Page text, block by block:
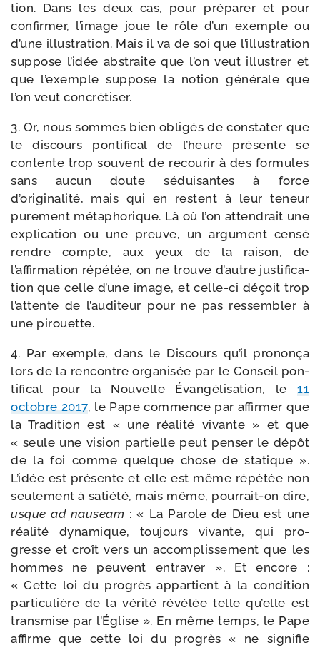
tion. Dans les deux cas, pour pré­pa­rer et pour
confir­mer, l’image joue le rôle d’un exemple ou
d’une illus­tra­tion. Mais il va de soi que l’illustration
sup­pose l’idée abs­traite que l’on veut illus­trer et
que l’exemple sup­pose la notion géné­rale que
l’on veut concrétiser.
3. Or, nous sommes bien obli­gés de consta­ter que
le dis­cours pon­ti­fi­cal de l’heure pré­sente se
contente trop sou­vent de recou­rir à des for­mules
sans aucun doute sédui­santes à force
d’originalité, mais qui en res­tent à leur teneur
pure­ment méta­pho­rique. Là où l’on atten­drait une
expli­ca­tion ou une preuve, un argu­ment cen­sé
rendre compte, aux yeux de la rai­son, de
l’affirmation répé­tée, on ne trouve d’autre jus­ti­fi­ca­
tion que celle d’une image, et celle-​ci déçoit trop
l’attente de l’auditeur pour ne pas res­sem­bler à
une pirouette.
4. Par exemple, dans le Discours qu’il pro­non­ça
lors de la ren­contre orga­ni­sée par le Conseil pon­
ti­fi­cal pour la Nouvelle Évangélisation, le 11
octobre 2017, le Pape com­mence par affir­mer que
la Tradition est « une réa­li­té vivante » et que
« seule une vision par­tielle peut pen­ser le dépôt
de la foi comme quelque chose de sta­tique ».
L’idée est pré­sente et elle est même répé­tée non
seule­ment à satié­té, mais même, pourrait-​on dire,
usque ad nau­seam : « La Parole de Dieu est une
réa­li­té dyna­mique, tou­jours vivante, qui pro­
gresse et croît vers un accom­plis­se­ment que les
hommes ne peuvent entra­ver ». Et encore :
« Cette loi du pro­grès appar­tient à la condi­tion
par­ti­cu­lière de la véri­té révé­lée telle qu’elle est
trans­mise par l’Église ». En même temps, le Pape
affirme que cette loi du pro­grès « ne signi­fie